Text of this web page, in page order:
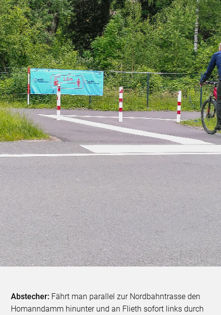
Abstecher: Fährt man parallel zur Nordbahntrasse den
Homanndamm hinunter und an Flieth sofort links durch